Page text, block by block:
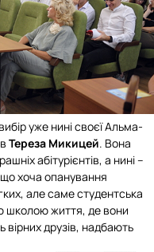
уже нині своєї Альма-
Тереза Микицей. Вона
абітурієнтів, а нині –
що хоча опанування
але саме студентська
школою життя, де вони
друзів, надбають